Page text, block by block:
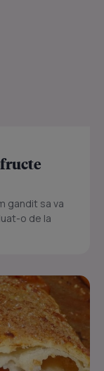
gandit sa va
o de la